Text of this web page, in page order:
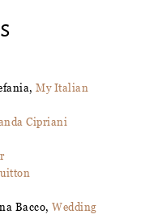
My Italian
Cipriani
Bacco, Wedding